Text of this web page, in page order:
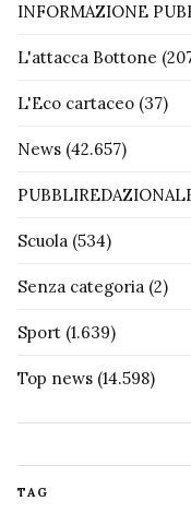
INFORMAZIONE
L'attacca Bottone
L'Eco cartaceo (37)
News (42.657)
Scuola (534)
Senza categoria (2)
Sport (1.639)
Top news (14.598)
TAG